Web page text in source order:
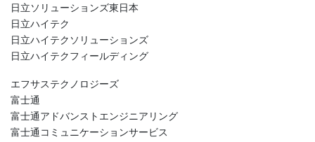
日立ソリューションズ東日本
日立ハイテク
日立ハイテクソリューションズ
日立ハイテクフィールディング
エフサステクノロジーズ
富士通
富士通アドバンストエンジニアリング
富士通コミュニケーションサービス